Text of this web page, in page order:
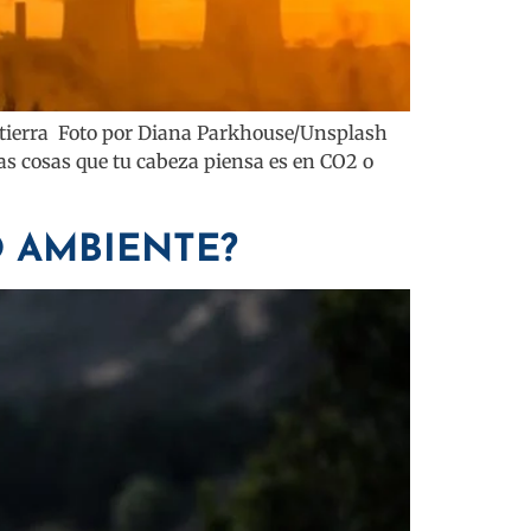
Foto por Diana Parkhouse/Unsplash
que tu cabeza piensa es en CO2 o
AMBIENTE?